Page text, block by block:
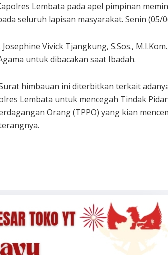
Lembata pada apel pimpinan
seluruh lapisan masyarakat. Senin (05/
Vivick Tjangkung, S.Sos.,
untuk dibacakan saat Ibadah.
himbauan ini diterbitkan terkait
Lembata untuk mencegah Tindak
Orang (TPPO) yang kian